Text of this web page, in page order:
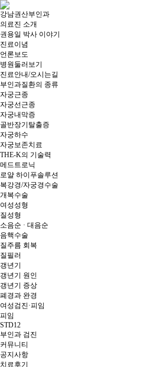
강남권산부인과
의료진 소개
권용일 박사 이야기
진료이념
언론보도
병원둘러보기
진료안내/오시는길
부인과질환의 종류
자궁근종
자궁선근종
자궁내막증
골반장기탈출증
자궁하수
자궁보존치료
THE-K의 기술력
메드트로닉
로얄 하이푸솔루션
복강경/자궁경수술
개복수술
여성성형
질성형
소음순 · 대음순
음핵수술
질주름 회복
질필러
갱년기
갱년기 원인
갱년기 증상
폐경과 완경
여성검진·피임
피임
STD12
부인과 검진
커뮤니티
공지사항
치료후기